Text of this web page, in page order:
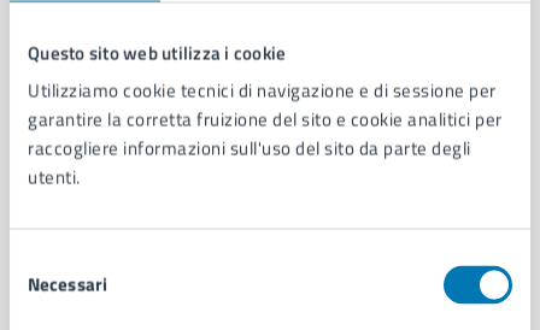
Questo sito web utilizza i cookie
Utilizziamo cookie tecnici di navigazione e di sessione per
garantire la corretta fruizione del sito e cookie analitici per
raccogliere informazioni sull'uso del sito da parte degli
utenti.
delNecessari
Documenti
Ordinanza Dirigenziale n. 514 del 01/04/2026